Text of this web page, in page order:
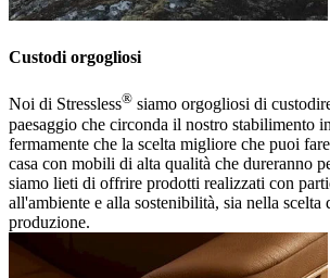
Custodi orgogliosi
Noi di Stressless® siamo orgogliosi di
paesaggio che circonda il nostro stabilimento
fermamente che la scelta migliore che puoi
casa con mobili di alta qualità che dureranno
siamo lieti di offrire prodotti realizzati con
all'ambiente e alla sostenibilità, sia nella scelta
produzione.